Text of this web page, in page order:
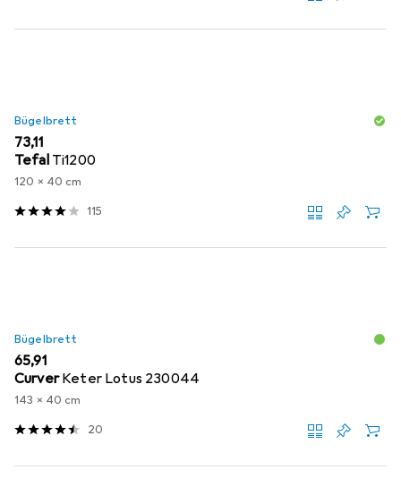
Bügelbrett
EUR
73,11
Tefal Ti1200
120 x 40 cm
115
Bügelbrett
EUR
65,91
Curver Keter Lotus 230044
143 x 40 cm
20